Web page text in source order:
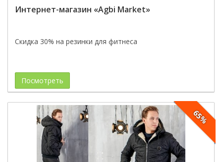
Интернет-магазин «Agbi Market»
Скидка 30% на резинки для фитнеса
Посмотреть
65%